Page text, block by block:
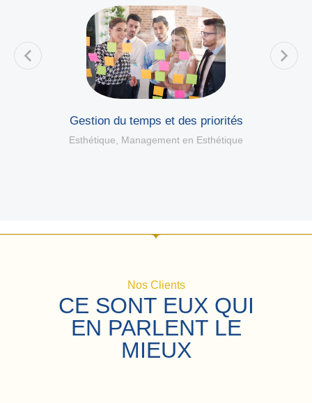
Gestion du temps et des priorités
Esthétique, Management en Esthétique
Nos Clients
CE SONT EUX QUI
EN PARLENT LE
MIEUX